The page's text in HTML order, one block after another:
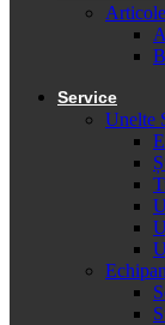
Service
Unelte